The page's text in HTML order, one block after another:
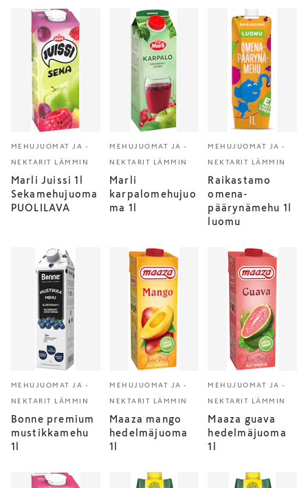
MEHUJUOMAT JA -
NEKTARIT LÄMMIN
Marli Juissi 1l
Sekamehujuoma
PUOLILAVA
MEHUJUOMAT JA -
NEKTARIT LÄMMIN
Marli
karpalomehujuo
ma 1l
MEHUJUOMAT JA -
NEKTARIT LÄMMIN
Raikastamo
omena-
päärynämehu 1l
luomu
MEHUJUOMAT JA -
NEKTARIT LÄMMIN
Bonne premium
mustikkamehu
1l
MEHUJUOMAT JA -
NEKTARIT LÄMMIN
Maaza mango
hedelmäjuoma
1l
MEHUJUOMAT JA -
NEKTARIT LÄMMIN
Maaza guava
hedelmäjuoma
1l